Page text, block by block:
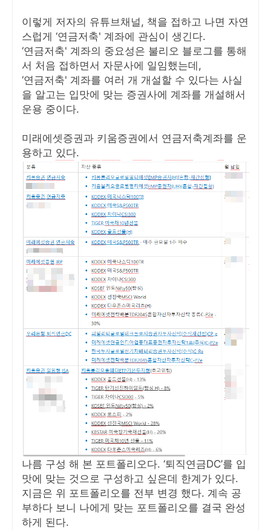
이렇게 저자의 유튜브채널, 책을 접하고 나면 자연
스럽게 ‘연금저축' 계좌에 관심이 생긴다.
‘연금저축' 계좌의 중요성은 불리오 블로그를 통해
서 처음 접하면서 자문사에 일임했는데,
‘연금저축' 계좌를 여러 개 개설할 수 있다는 사실
을 알고는 입맛에 맞는 증권사에 계좌를 개설해서
운용 중이다.
미래에셋증권과 키움증권에서 연금저축계좌를 운
용하고 있다.
나름 구성 해 본 포트폴리오다. ‘퇴직연금DC’를 입
맛에 맞는 것으로 구성하고 싶은데 한계가 있다.
지금은 위 포트폴리오를 전부 변경 했다. 계속 공
부하다 보니 나에게 맞는 포트폴리오를 결국 완성
하게 된다.